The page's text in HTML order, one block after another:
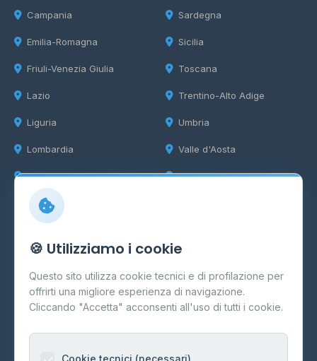
Campania
Emilia-Romagna
Friuli-Venezia Giulia
Lazio
Liguria
Lombardia
Marche
Sardegna
Sicilia
Toscana
Trentino-Alto Adige
Umbria
Valle d'Aosta
Veneto
Info
Cos'è il GPL
FAQ
Contatti
🍪 Utilizziamo i cookie
Questo sito utilizza cookie tecnici e di profilazione per
offrirti una migliore esperienza di navigazione.
Cliccando "Accetta" acconsenti all'uso di tutti i cookie.
Cookie tecnici (necessari)